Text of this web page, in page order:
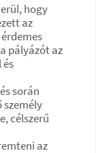
hogy
az
pályázót az
során
személy
célszerű
az